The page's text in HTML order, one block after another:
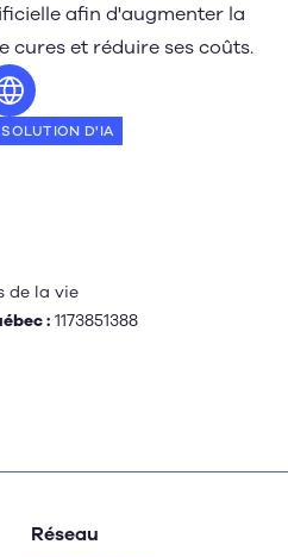
afin d'augmenter la
cures et réduire ses coûts.
web
D'IA
de la vie
: 1173851388
Réseau